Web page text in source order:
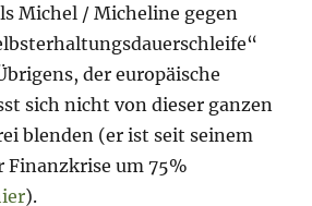
Michel / Micheline gegen
der europäische
sich nicht von dieser ganzen
blenden (er ist seit seinem
Finanzkrise um 75%
).